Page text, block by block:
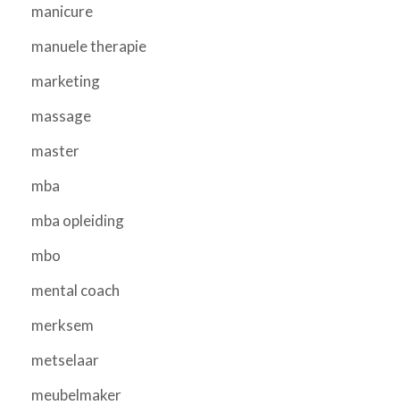
manicure
manuele therapie
marketing
massage
master
mba
mba opleiding
mbo
mental coach
merksem
metselaar
meubelmaker